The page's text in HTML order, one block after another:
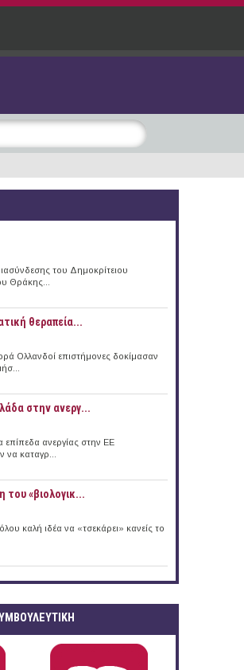
του Δημοκρίτειου
Θράκης...
θεραπεία...
Ολλανδοί επιστήμονες δοκίμασαν
στην ανεργ...
επίπεδα ανεργίας στην ΕΕ
να καταγρ...
του «βιολογικ...
καλή ιδέα να «τσεκάρει» κανείς το